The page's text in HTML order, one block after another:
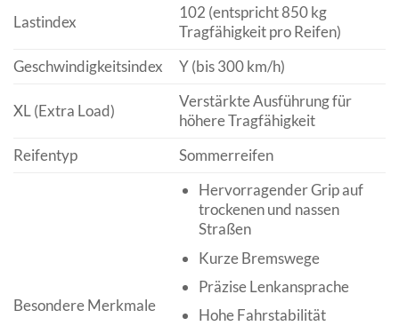
Lastindex
102 (entspricht 850 kg
Tragfähigkeit pro Reifen)
Geschwindigkeitsindex
Y (bis 300 km/h)
XL (Extra Load)
Verstärkte Ausführung für
höhere Tragfähigkeit
Reifentyp
Sommerreifen
Besondere Merkmale
Hervorragender Grip auf
trockenen und nassen
Straßen
Kurze Bremswege
Präzise Lenkansprache
Hohe Fahrstabilität